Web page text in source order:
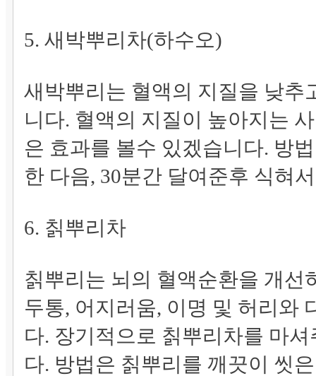
5. 새박뿌리차(하수오)
새박뿌리는 혈액의 지질을 낮추
니다. 혈액의 지질이 높아지는
은 효과를 볼수 있겠습니다. 방
한 다음, 30분간 달여준후 식혀
6. 칡뿌리차
칡뿌리는 뇌의 혈액순환을 개선
두통, 어지러움, 이명 및 허리와
다. 장기적으로 칡뿌리차를 마
다. 방법은 칡뿌리를 깨끗이 씻